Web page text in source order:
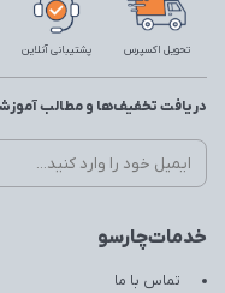
تحویل اکسپرس پشتیبانی آنلاین
خدمات‌چارسو
تماس با ما
دریافت تخفیف‌ها و مطالب